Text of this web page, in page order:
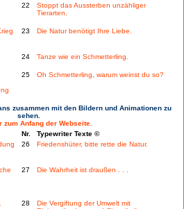
22
Stoppt das Aussterben unzähliger
Tierarten.
23 Die Natur benötigt Ihre Liebe.
24 Tanze wie ein Schmetterling.
25 Oh Schmetterling, warum weinst du so?
zusammen mit den Bildern und Animationen zu
sehen.
zum Anfang der Webseite.
Nr.
Typewriter Texte ©
26 Friedenshüter, bitte rette die Natur.
27 Die Wahrheit ist draußen . . .
28
Die Vergiftung der Umwelt mit